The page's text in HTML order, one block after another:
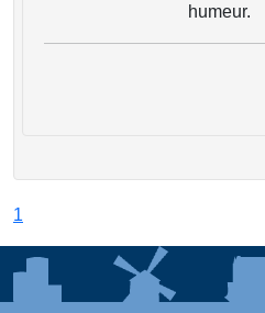
humeur.
1